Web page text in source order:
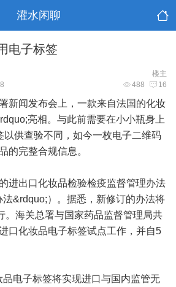
灌水闲聊
电子标签
楼主
488 16
新闻发布会上，一款来自法国的化妆
亮相。与此前需要在小小瓶身上
以供查验不同，如今一枚电子二维码
的完整合规信息。
进出口化妆品检验检疫监督管理办法
法&rdquo;）。据悉，新修订的办法将
。海关总署与国家药品监督管理局共
口化妆品电子标签试点工作，并自5
电子标签将实现进口与国内监管无